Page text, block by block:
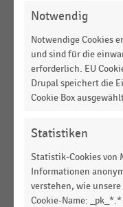
Tausend bis
qm) in 1a-
Tausend bis
mit 100 bis
Notwendig
Notwendige Cookies
und sind für die
erforderlich. EU
Drupal speichert die
Cookie Box
Statistiken
Statistik-Cookies von
Informationen
verstehen, wie
Cookie-Name: